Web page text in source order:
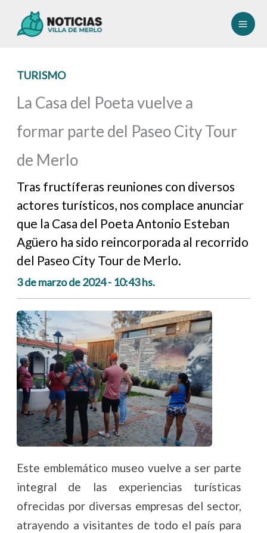
TURISMO
La Casa del Poeta vuelve a
formar parte del Paseo City Tour
de Merlo
Tras fructíferas reuniones con diversos
actores turísticos, nos complace anunciar
que la Casa del Poeta Antonio Esteban
Agüero ha sido reincorporada al recorrido
del Paseo City Tour de Merlo.
3 de marzo de 2024 - 10:43 hs.
Este emblemático museo vuelve a ser parte
integral de las experiencias turísticas
ofrecidas por diversas empresas del sector,
atrayendo a visitantes de todo el país para